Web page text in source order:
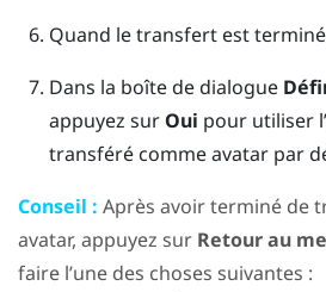
Quand le transfert est
Dans la boîte de dialogue
appuyez sur Oui pour utiliser
transféré comme avatar par
Conseil : Après avoir terminé de
avatar, appuyez sur Retour au
faire l’une des choses suivantes :